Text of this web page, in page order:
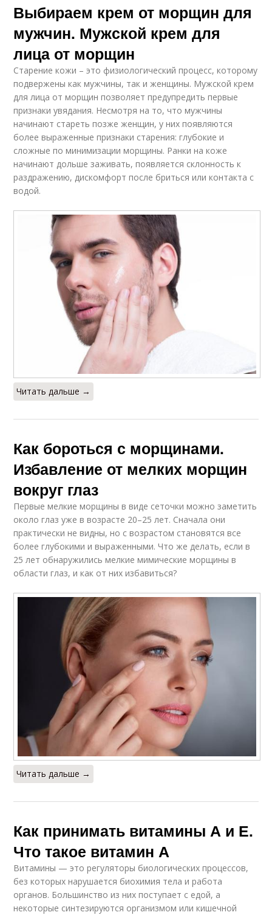
Выбираем крем от морщин для
мужчин. Мужской крем для
лица от морщин
Старение кожи – это физиологический процесс, которому
подвержены как мужчины, так и женщины. Мужской крем
для лица от морщин позволяет предупредить первые
признаки увядания. Несмотря на то, что мужчины
начинают стареть позже женщин, у них появляются
более выраженные признаки старения: глубокие и
сложные по минимизации морщины. Ранки на коже
начинают дольше заживать, появляется склонность к
раздражению, дискомфорт после бриться или контакта с
водой.
Читать дальше →
Как бороться с морщинами.
Избавление от мелких морщин
вокруг глаз
Первые мелкие морщины в виде сеточки можно заметить
около глаз уже в возрасте 20–25 лет. Сначала они
практически не видны, но с возрастом становятся все
более глубокими и выраженными. Что же делать, если в
25 лет обнаружились мелкие мимические морщины в
области глаз, и как от них избавиться?
Читать дальше →
Как принимать витамины А и Е.
Что такое витамин А
Витамины — это регуляторы биологических процессов,
без которых нарушается биохимия тела и работа
органов. Большинство из них поступает с едой, а
некоторые синтезируются организмом или кишечной